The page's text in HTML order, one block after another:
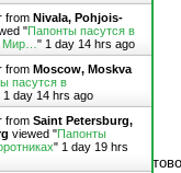
На
from Nivala, Pohjois-
"Папонты пасутся в
Мир… " 1 day 14 hrs ago
from Moscow, Moskva
пасутся в
1 day 14 hrs ago
from Saint Petersburg,
viewed "Папонты
" 1 day 19 hrs